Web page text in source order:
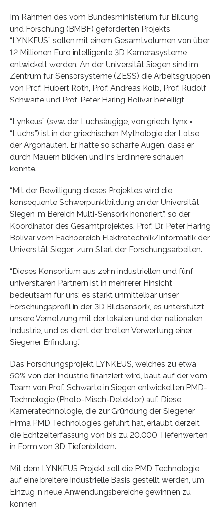
Im Rahmen des vom Bundesministerium für Bildung
und Forschung (BMBF) geförderten Projekts
“LYNKEUS” sollen mit einem Gesamtvolumen von über
12 Millionen Euro intelligente 3D Kamerasysteme
entwickelt werden. An der Universität Siegen sind im
Zentrum für Sensorsysteme (ZESS) die Arbeitsgruppen
von Prof. Hubert Roth, Prof. Andreas Kolb, Prof. Rudolf
Schwarte und Prof. Peter Haring Bolívar beteiligt.
“Lynkeus” (svw. der Luchsäugige, von griech. lynx =
“Luchs”) ist in der griechischen Mythologie der Lotse
der Argonauten. Er hatte so scharfe Augen, dass er
durch Mauern blicken und ins Erdinnere schauen
konnte.
“Mit der Bewilligung dieses Projektes wird die
konsequente Schwerpunktbildung an der Universität
Siegen im Bereich Multi-Sensorik honoriert”, so der
Koordinator des Gesamtprojektes, Prof. Dr. Peter Haring
Bolívar vom Fachbereich Elektrotechnik/Informatik der
Universität Siegen zum Start der Forschungsarbeiten.
“Dieses Konsortium aus zehn industriellen und fünf
universitären Partnern ist in mehrerer Hinsicht
bedeutsam für uns: es stärkt unmittelbar unser
Forschungsprofil in der 3D Bildsensorik, es unterstützt
unsere Vernetzung mit der lokalen und der nationalen
Industrie, und es dient der breiten Verwertung einer
Siegener Erfindung.”
Das Forschungsprojekt LYNKEUS, welches zu etwa
50% von der Industrie finanziert wird, baut auf der vom
Team von Prof. Schwarte in Siegen entwickelten PMD-
Technologie (Photo-Misch-Detektor) auf. Diese
Kameratechnologie, die zur Gründung der Siegener
Firma PMD Technologies geführt hat, erlaubt derzeit
die Echtzeiterfassung von bis zu 20.000 Tiefenwerten
in Form von 3D Tiefenbildern.
Mit dem LYNKEUS Projekt soll die PMD Technologie
auf eine breitere industrielle Basis gestellt werden, um
Einzug in neue Anwendungsbereiche gewinnen zu
können.